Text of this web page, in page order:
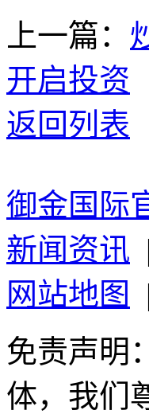
上一篇：
开启投资
返回列表
御金国际
新闻资讯
网站地图
免责声明
体，我们